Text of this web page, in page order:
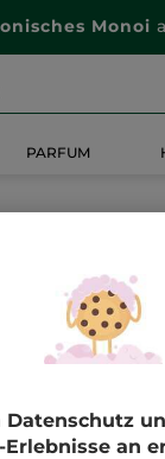
Monoi
PARFUM
Datenschutz
an